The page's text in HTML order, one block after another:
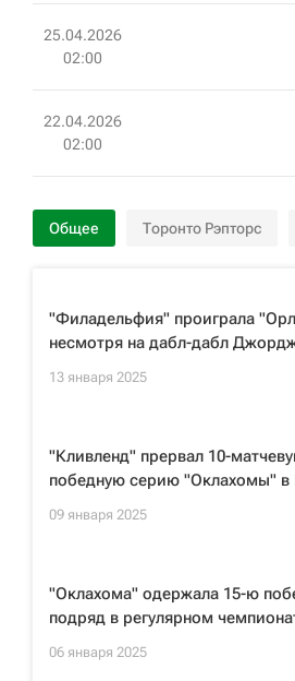
25.04.2026
02:00
22.04.2026
02:00
Общее Торонто Рэпторс
"Филадельфия" проиграла
несмотря на дабл-дабл
13 января 2025
"Кливленд" прервал 10-
победную серию "Оклахомы"
09 января 2025
"Оклахома" одержала 15-ю
подряд в регулярном
06 января 2025